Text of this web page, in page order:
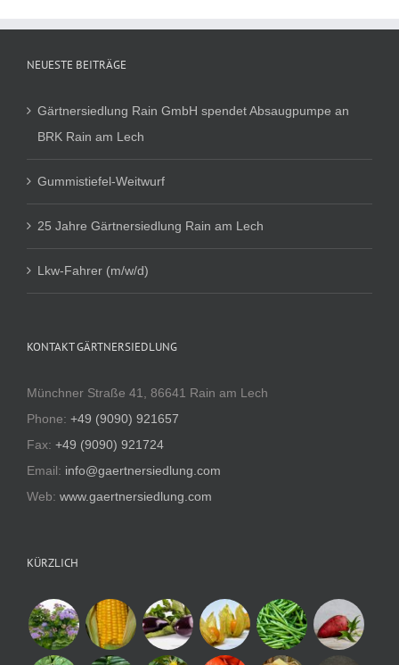
NEUESTE BEITRÄGE
Gärtnersiedlung Rain GmbH spendet Absaugpumpe an
BRK Rain am Lech
Gummistiefel-Weitwurf
25 Jahre Gärtnersiedlung Rain am Lech
Lkw-Fahrer (m/w/d)
KONTAKT GÄRTNERSIEDLUNG
Münchner Straße 41, 86641 Rain am Lech
Phone: +49 (9090) 921657
Fax: +49 (9090) 921724
Email: info@gaertnersiedlung.com
Web: www.gaertnersiedlung.com
KÜRZLICH